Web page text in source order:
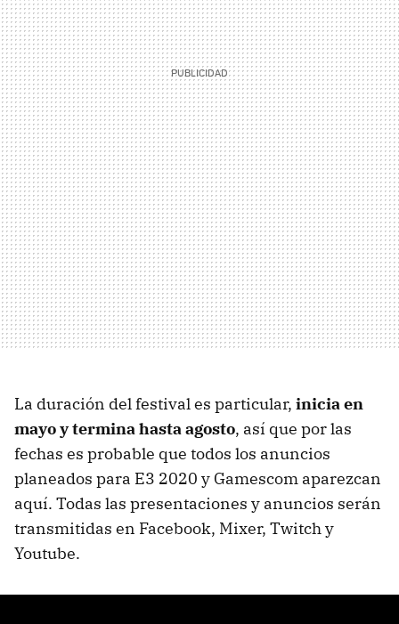
La duración del festival es particular, inicia en
mayo y termina hasta agosto, así que por las
fechas es probable que todos los anuncios
planeados para E3 2020 y Gamescom aparezcan
aquí. Todas las presentaciones y anuncios serán
transmitidas en Facebook, Mixer, Twitch y
Youtube.